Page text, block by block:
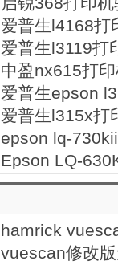
爱普生l4168打
爱普生l3119打
中盈nx615打
爱普生epson
爱普生l315x打
epson lq-
Epson LQ-
hamrick
vuescan修改